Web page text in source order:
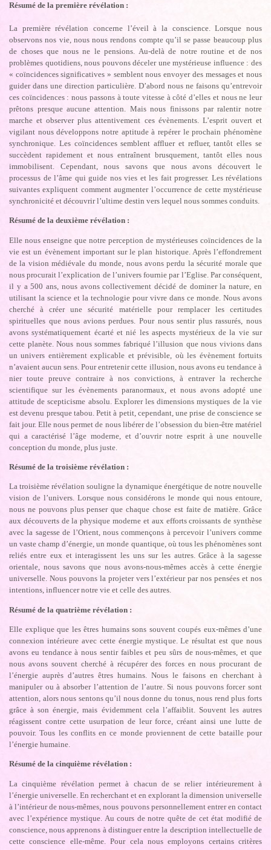
Résumé de la première révélation :
La première révélation concerne l’éveil à la conscience. Lorsque nous
observons nos vie, nous nous rendons compte qu’il se passe beaucoup plus
de choses que nous ne le pensions. Au-delà de notre routine et de nos
problèmes quotidiens, nous pouvons déceler une mystérieuse influence : des
« coïncidences significatives » semblent nous envoyer des messages et nous
guider dans une direction particulière. D’abord nous ne faisons qu’entrevoir
ces coïncidences : nous passons à toute vitesse à côté d’elles et nous ne leur
prêtons presque aucune attention. Mais nous finissons par ralentir notre
marche et observer plus attentivement ces évènements. L’esprit ouvert et
vigilant nous développons notre aptitude à repérer le prochain phénomène
synchronique. Les coïncidences semblent affluer et refluer, tantôt elles se
succèdent rapidement et nous entraînent brusquement, tantôt elles nous
immobilisent. Cependant, nous savons que nous avons découvert le
processus de l’âme qui guide nos vies et les fait progresser. Les révélations
suivantes expliquent comment augmenter l’occurrence de cette mystérieuse
synchronicité et découvrir l’ultime destin vers lequel nous sommes conduits.
Résumé de la deuxième révélation :
Elle nous enseigne que notre perception de mystérieuses coïncidences de la
vie est un évènement important sur le plan historique. Après l’effondrement
de la vision médiévale du monde, nous avons perdu la sécurité morale que
nous procurait l’explication de l’univers fournie par l’Eglise. Par conséquent,
il y a 500 ans, nous avons collectivement décidé de dominer la nature, en
utilisant la science et la technologie pour vivre dans ce monde. Nous avons
cherché à créer une sécurité matérielle pour remplacer les certitudes
spirituelles que nous avions perdues. Pour nous sentir plus rassurés, nous
avons systématiquement écarté et nié les aspects mystérieux de la vie sur
cette planète. Nous nous sommes fabriqué l’illusion que nous vivions dans
un univers entièrement explicable et prévisible, où les évènement fortuits
n’avaient aucun sens. Pour entretenir cette illusion, nous avons eu tendance à
nier toute preuve contraire à nos convictions, à entraver la recherche
scientifique sur les évènements paranormaux, et nous avons adopté une
attitude de scepticisme absolu. Explorer les dimensions mystiques de la vie
est devenu presque tabou. Petit à petit, cependant, une prise de conscience se
fait jour. Elle nous permet de nous libérer de l’obsession du bien-être matériel
qui a caractérisé l’âge moderne, et d’ouvrir notre esprit à une nouvelle
conception du monde, plus juste.
Résumé de la troisième révélation :
La troisième révélation souligne la dynamique énergétique de notre nouvelle
vision de l’univers. Lorsque nous considérons le monde qui nous entoure,
nous ne pouvons plus penser que chaque chose est faite de matière. Grâce
aux découverts de la physique moderne et aux efforts croissants de synthèse
avec la sagesse de l’Orient, nous commençons à percevoir l’univers comme
un vaste champ d’énergie, un monde quantique, où tous les phénomènes sont
reliés entre eux et interagissent les uns sur les autres. Grâce à la sagesse
orientale, nous savons que nous avons-nous-mêmes accès à cette énergie
universelle. Nous pouvons la projeter vers l’extérieur par nos pensées et nos
intentions, influencer notre vie et celle des autres.
Résumé de la quatrième révélation :
Elle explique que les êtres humains sons souvent coupés eux-mêmes d’une
connexion intérieure avec cette énergie mystique. Le résultat est que nous
avons eu tendance à nous sentir faibles et peu sûrs de nous-mêmes, et que
nous avons souvent cherché à récupérer des forces en nous procurant de
l’énergie auprès d’autres êtres humains. Nous le faisons en cherchant à
manipuler ou à absorber l’attention de l’autre. Si nous pouvons forcer sont
attention, alors nous sentons qu’il nous donne du tonus, nous rend plus forts
grâce à son énergie, mais évidemment cela l’affaiblit. Souvent les autres
réagissent contre cette usurpation de leur force, créant ainsi une lutte de
pouvoir. Tous les conflits en ce monde proviennent de cette bataille pour
l’énergie humaine.
Résumé de la cinquième révélation :
La cinquième révélation permet à chacun de se relier intérieurement à
l’énergie universelle. En recherchant et en explorant la dimension universelle
à l’intérieur de nous-mêmes, nous pouvons personnellement entrer en contact
avec l’expérience mystique. Au cours de notre quête de cet état modifié de
conscience, nous apprenons à distinguer entre la description intellectuelle de
cette conscience elle-même. Pour cela nous employons certains critères